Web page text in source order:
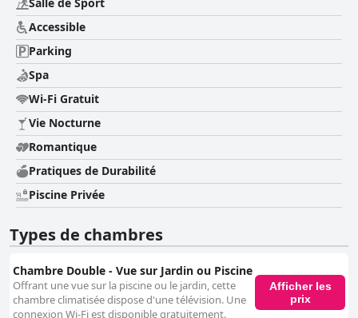
Accessible
Parking
Spa
Wi-Fi Gratuit
Vie Nocturne
Romantique
Pratiques de Durabilité
Piscine Privée
Types de chambres
Chambre Double - Vue sur Jardin ou Piscine
Offrant une vue sur la piscine ou le jardin, cette
chambre climatisée dispose d'une télévision. Une
connexion Wi-Fi est disponible gratuitement.
Afficher les
prix